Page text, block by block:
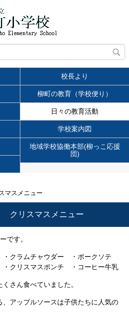
校長より
柳町の教育（学校便り）
日々の教育活動
学校案内図
地域学校協働本部(柳っこ応援
団)
マスメニュー
クリスマスメニュー
です。
クラムチャウダー ・ポークソテ
クリスマスポンチ ・コーヒー牛乳
さん食べていました。
、アップルソースは子供たちに人気の